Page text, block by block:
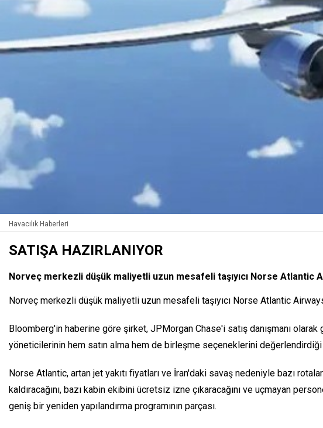
Havacılık Haberleri
SATIŞA HAZIRLANIYOR
Norveç merkezli düşük maliyetli uzun mesafeli taşıyıcı Norse Atlantic
Norveç merkezli düşük maliyetli uzun mesafeli taşıyıcı Norse Atlantic
Bloomberg'in haberine göre şirket, JPMorgan Chase'i satış danışmanı
yöneticilerinin hem satın alma hem de birleşme seçeneklerini
Norse Atlantic, artan jet yakıtı fiyatları ve İran'daki savaş nedeniyle bazı
kaldıracağını, bazı kabin ekibini ücretsiz izne çıkaracağını ve uçmayan
geniş bir yeniden yapılandırma programının parçası.